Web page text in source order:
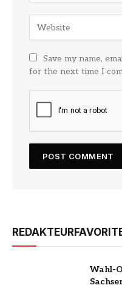
Save my name,
for the next time I
Wahl-